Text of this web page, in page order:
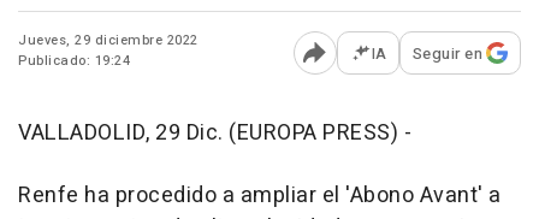
Jueves, 29 diciembre 2022
Publicado: 19:24
Abrir opciones para
IA Seguir en
VALLADOLID, 29 Dic. (EUROPA PRESS) -
Renfe ha procedido a ampliar el 'Abono Avant' a